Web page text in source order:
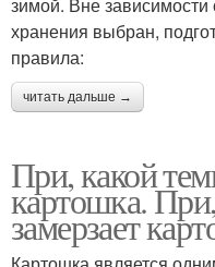
хранения выбран,
правила:
читать дальше →
При, какой
картошка.
замерзает